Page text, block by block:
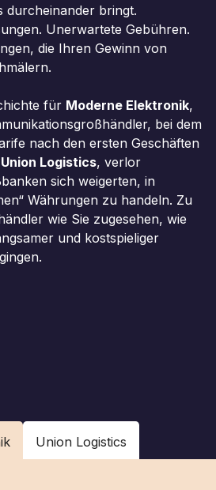
durcheinander bringt.
Unerwartete Gebühren.
die Ihren Gewinn von
für Moderne Elektronik,
bei dem
nach den ersten Geschäften
Union Logistics, verlor
sich weigerten, in
Währungen zu handeln. Zu
wie Sie zugesehen, wie
und kostspieliger
Union Logistics